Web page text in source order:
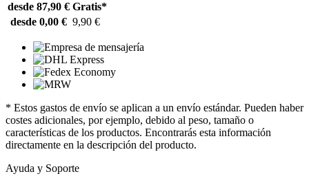
desde 87,90 € Gratis*
desde 0,00 € 9,90 €
* Estos gastos de envío se aplican a un envío estándar. Pueden haber
costes adicionales, por ejemplo, debido al peso, tamaño o
características de los productos. Encontrarás esta información
directamente en la descripción del producto.
Ayuda y Soporte